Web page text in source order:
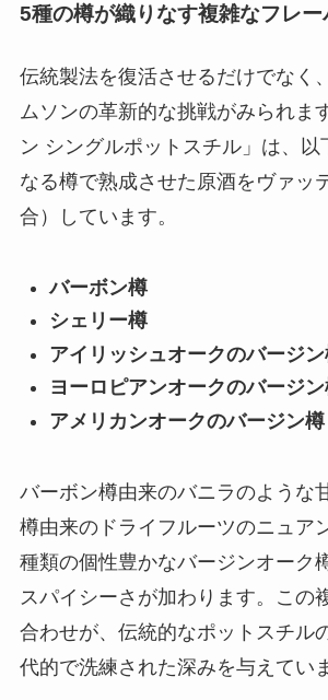
5種の樽が織りなす複雑なフレー
伝統製法を復活させるだけでなく
ムソンの革新的な挑戦がみられま
ン シングルポットスチル」は、以
なる樽で熟成させた原酒をヴァッ
合）しています。
バーボン樽
シェリー樽
アイリッシュオークのバージ
ヨーロピアンオークのバージ
アメリカンオークのバージン樽
バーボン樽由来のバニラのような
樽由来のドライフルーツのニュア
種類の個性豊かなバージンオーク
スパイシーさが加わります。この
合わせが、伝統的なポットスチル
代的で洗練された深みを与えてい